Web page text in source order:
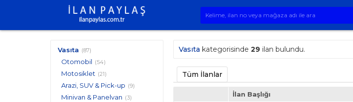
Vasıta (87)
Otomobil (54)
Motosiklet (21)
Arazi, SUV & Pick-up (9)
Minivan & Panelvan (3)
Vasıta kategorisinde 29 ilan bulundu.
Tüm İlanlar
İlan Başlığı